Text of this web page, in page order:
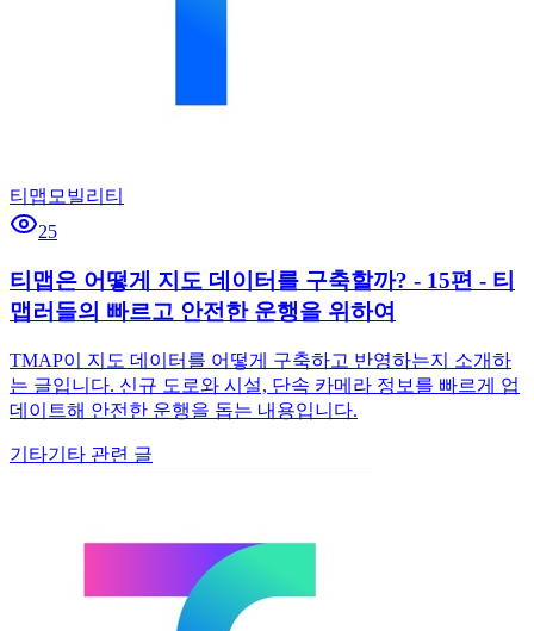
티맵모빌리티
25
티맵은 어떻게 지도 데이터를 구축할까? - 15편 - 티
맵러들의 빠르고 안전한 운행을 위하여
TMAP이 지도 데이터를 어떻게 구축하고 반영하는지 소개하
는 글입니다. 신규 도로와 시설, 단속 카메라 정보를 빠르게 업
데이트해 안전한 운행을 돕는 내용입니다.
기타기타 관련 글